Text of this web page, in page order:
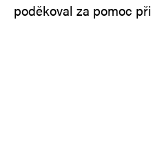
poděkoval za pomoc